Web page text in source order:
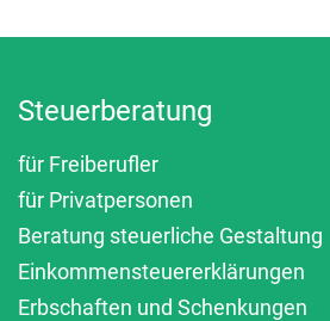
Steuerberatung
für Freiberufler
für Privatpersonen
Beratung steuerliche Gestaltung
Einkommensteuererklärungen
Erbschaften und Schenkungen